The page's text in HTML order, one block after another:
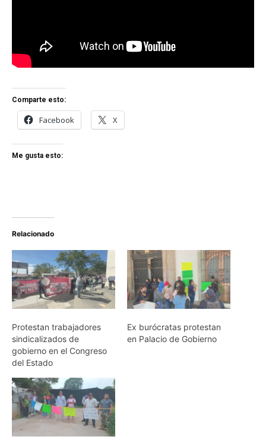
Comparte esto:
Facebook X
Me gusta esto:
Relacionado
Protestan trabajadores
sindicalizados de
gobierno en el Congreso
del Estado
Ex burócratas protestan
en Palacio de Gobierno